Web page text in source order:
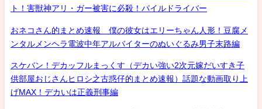
ト！害獣神アリ・ガー被害に必殺！パイルドライバー
おネコさん的まとめ速報 僕の彼女はエリーちゃん人形！豆腐メ
ンタルメンヘラ電波中年アルバイターのぬいぐるみ男子末路編
スケバン！デカッフルまっくす（デカい強い2次元嫁だいすき子
供部屋おじさんヒロシ之古惑仔的まとめ速報）話題な動画取り上
げMAX！デカいは正義刑事編